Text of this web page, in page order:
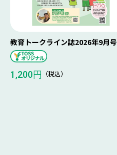
教育トークライン誌2026年9月号
1,200円 （税込）